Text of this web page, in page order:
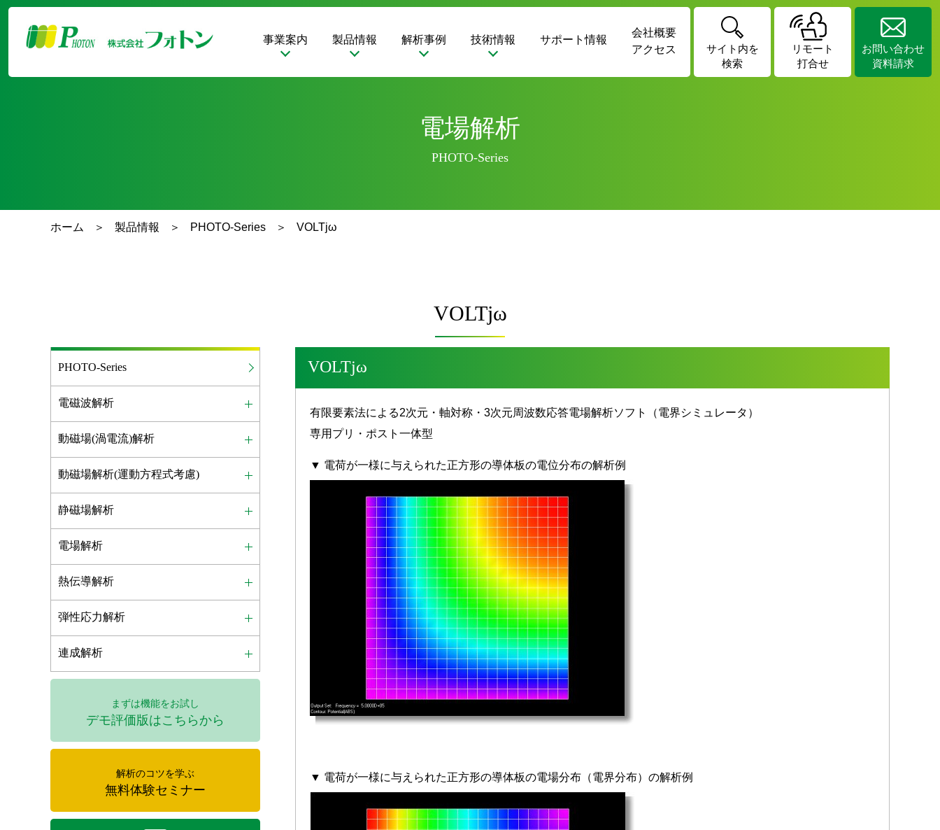
事業案内 製品情報 解析事例 技術情報 サポート情報
会社概要
アクセス
サイト内を
検索
リモート
打合せ
お問い合わせ
資料請求
電場解析
PHOTO-Series
ホーム 製品情報 PHOTO-Series VOLTjω
VOLTjω
VOLTjω
有限要素法による2次元・軸対称・3次元周波数応答電場解析ソフト（電界シミュレータ）
専用プリ・ポスト一体型
▼ 電荷が一様に与えられた正方形の導体板の電位分布の解析例
▼ 電荷が一様に与えられた正方形の導体板の電場分布（電界分布）の解析例
PHOTO-Series
電磁波解析
動磁場(渦電流)解析
動磁場解析(運動方程式考慮)
静磁場解析
電場解析
熱伝導解析
弾性応力解析
連成解析
まずは機能をお試し
デモ評価版はこちらから
解析のコツを学ぶ
無料体験セミナー